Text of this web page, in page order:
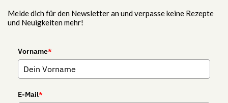
Melde dich für den Newsletter an und verpasse keine Rezepte
und Neuigkeiten mehr!
Vorname*
E-Mail*